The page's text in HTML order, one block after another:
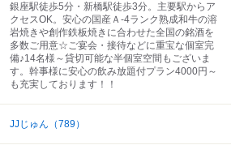
銀座駅徒歩5分・新橋駅徒歩3分。主要駅からア
クセスOK。安心の国産Ａ-4ランク熟成和牛の溶
岩焼きや創作鉄板焼きに合わせた全国の銘酒を
多数ご用意☆ご宴会・接待などに重宝な個室完
備♪14名様～貸切可能な半個室空間もございま
す。幹事様に安心の飲み放題付プラン4000円～
も充実しております！！
JJじゅん （789）